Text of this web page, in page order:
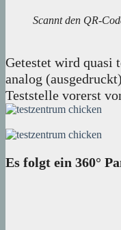
Scannt den QR-
Getestet wird quasi
analog
Teststelle vorerst
Es folgt ein 360°